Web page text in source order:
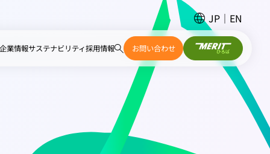
企業情報サステナビリティ採用情報 お問い合わせ
JP EN